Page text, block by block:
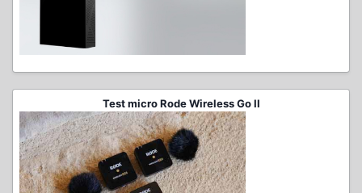
Test micro Rode Wireless Go II